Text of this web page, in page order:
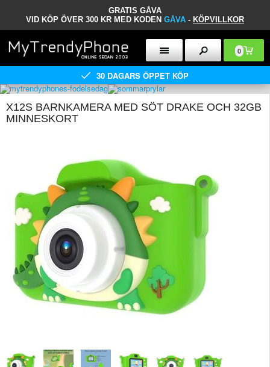
GRATIS GÅVA
VID KÖP ÖVER 300 KR MED KODEN GÅVA - KÖPVILLKOR
0
30 DAGARS ÖPPET KÖP
X12S BARNKAMERA MED SÖT DRAKE OCH 32GB
MINNESKORT